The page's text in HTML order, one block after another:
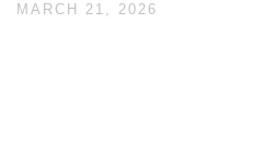
MARCH 21, 2026